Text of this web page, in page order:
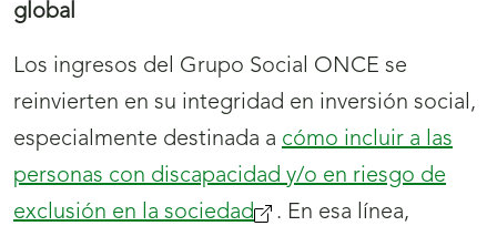
global
Los ingresos del Grupo Social ONCE se
reinvierten en su integridad en inversión social,
especialmente destinada a cómo incluir a las
personas con discapacidad y/o en riesgo de
exclusión en la sociedad(se. En esa línea,